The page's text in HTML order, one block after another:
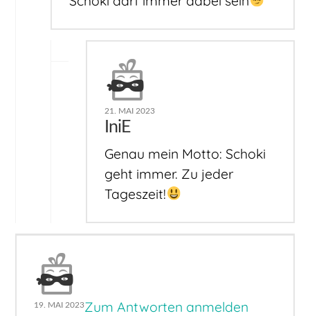
21. MAI 2023
IniE
Genau mein Motto: Schoki
geht immer. Zu jeder
Tageszeit!
19. MAI 2023Zum Antworten anmelden